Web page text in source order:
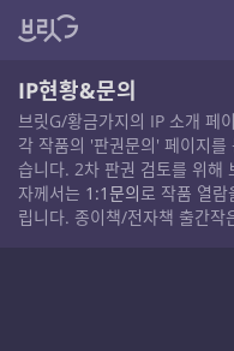
IP현황&문의
브릿G/황금가지의 IP 소개 페
각 작품의 '판권문의' 페이지
습니다. 2차 판권 검토를 위해
자께서는 1:1문의로 작품 열람
립니다. 종이책/전자책 출간작